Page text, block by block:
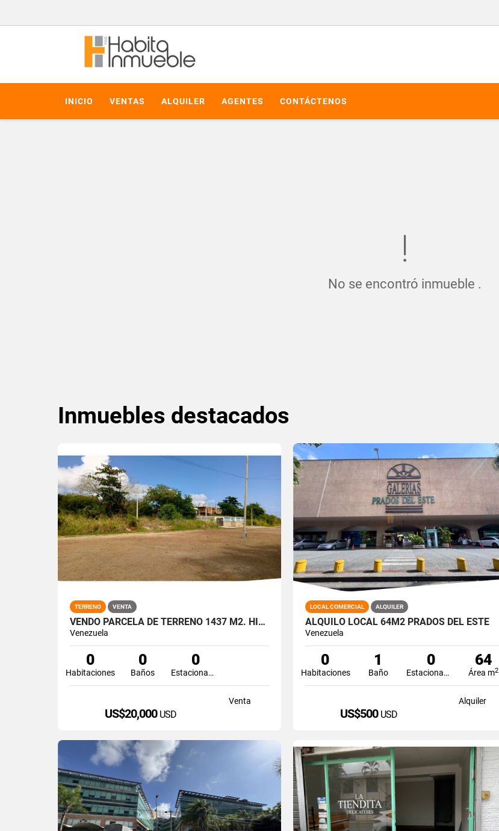
INICIO VENTAS ALQUILER AGENTES CONTÁCTENOS
No se encontró inmueble .
Inmuebles destacados
TERRENO VENTA
VENDO PARCELA DE TERRENO 1437 M2. HIGUEROTE MIRANDA.
Venezuela
0
Habitaciones
0
Baños
0
Estacionamiento
Venta
US$20,000 USD
LOCAL COMERCIAL ALQUILER
ALQUILO LOCAL 64M2 PRADOS DEL ESTE
Venezuela
0
Habitaciones
1
Baño
0
Estacionamiento
64
Área m2
Alquiler
US$500 USD